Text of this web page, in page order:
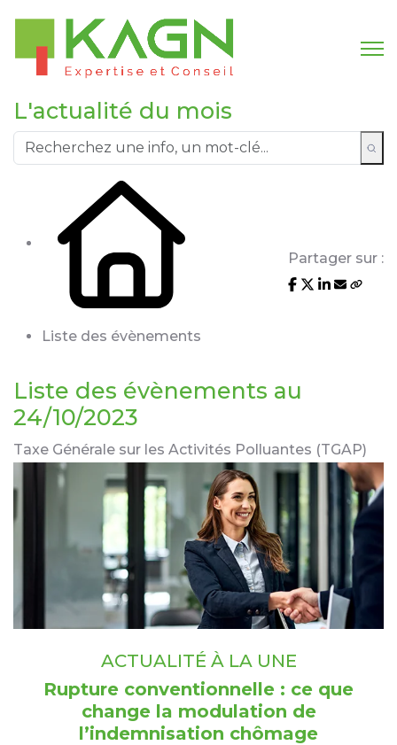
L'actualité du mois
Liste des évènements
Partager sur :
Liste des évènements au
24/10/2023
Taxe Générale sur les Activités Polluantes (TGAP)
ACTUALITÉ À LA UNE
Rupture conventionnelle : ce que
change la modulation de
l’indemnisation chômage